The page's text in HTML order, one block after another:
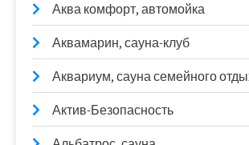
Аква комфорт, автомойка
Аквамарин, сауна-клуб
Аквариум, сауна семейного
Актив-Безопасность